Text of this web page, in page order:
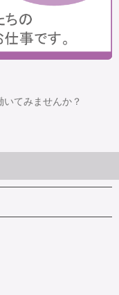
てみませんか？